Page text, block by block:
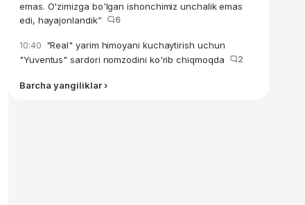
emas. O'zimizga bo'lgan ishonchimiz unchalik emas
edi, hayajonlandik”
6
10:40 "Real" yarim himoyani kuchaytirish uchun
"Yuventus" sardori nomzodini ko'rib chiqmoqda
2
Barcha yangiliklar ›